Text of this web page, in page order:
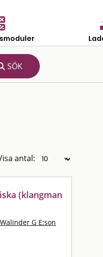
antal:
(klangman
Walinder G E:son